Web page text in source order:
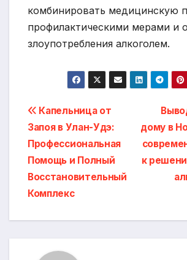
комбинировать медицинскую
профилактическими мерами и
злоупотребления алкоголем.
Навигация
по
записям
дому в
к
Капельница от
Запоя в Улан-Удэ:
Профессиональная
Помощь и Полный
Восстановительный
Комплекс